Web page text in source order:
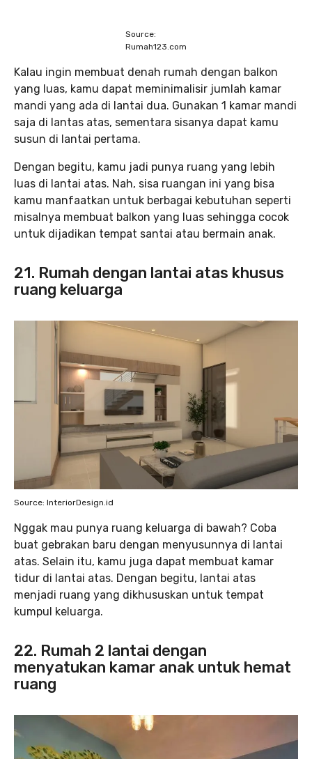
Source:
Rumah123.com
Kalau ingin membuat denah rumah dengan balkon
yang luas, kamu dapat meminimalisir jumlah kamar
mandi yang ada di lantai dua. Gunakan 1 kamar mandi
saja di lantas atas, sementara sisanya dapat kamu
susun di lantai pertama.
Dengan begitu, kamu jadi punya ruang yang lebih
luas di lantai atas. Nah, sisa ruangan ini yang bisa
kamu manfaatkan untuk berbagai kebutuhan seperti
misalnya membuat balkon yang luas sehingga cocok
untuk dijadikan tempat santai atau bermain anak.
21. Rumah dengan lantai atas khusus
ruang keluarga
Source: InteriorDesign.id
Nggak mau punya ruang keluarga di bawah? Coba
buat gebrakan baru dengan menyusunnya di lantai
atas. Selain itu, kamu juga dapat membuat kamar
tidur di lantai atas. Dengan begitu, lantai atas
menjadi ruang yang dikhususkan untuk tempat
kumpul keluarga.
22. Rumah 2 lantai dengan
menyatukan kamar anak untuk hemat
ruang